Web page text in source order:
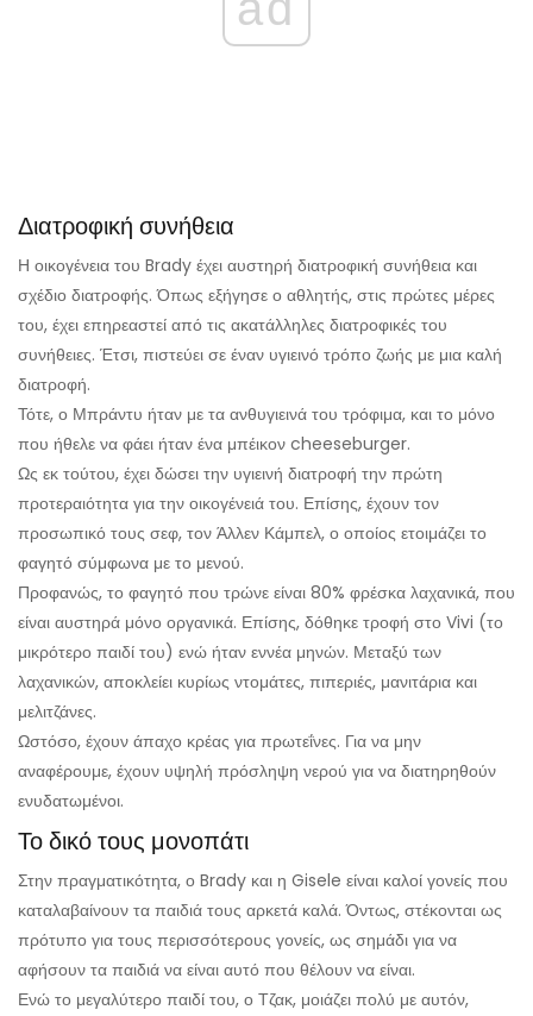
Διατροφική συνήθεια
Η οικογένεια του Brady έχει αυστηρή διατροφική συνήθεια και
σχέδιο διατροφής. Όπως εξήγησε ο αθλητής, στις πρώτες μέρες
του, έχει επηρεαστεί από τις ακατάλληλες διατροφικές του
συνήθειες. Έτσι, πιστεύει σε έναν υγιεινό τρόπο ζωής με μια καλή
διατροφή.
Τότε, ο Μπράντυ ήταν με τα ανθυγιεινά του τρόφιμα, και το μόνο
που ήθελε να φάει ήταν ένα μπέικον cheeseburger.
Ως εκ τούτου, έχει δώσει την υγιεινή διατροφή την πρώτη
προτεραιότητα για την οικογένειά του. Επίσης, έχουν τον
προσωπικό τους σεφ, τον Άλλεν Κάμπελ, ο οποίος ετοιμάζει το
φαγητό σύμφωνα με το μενού.
Προφανώς, το φαγητό που τρώνε είναι 80% φρέσκα λαχανικά, που
είναι αυστηρά μόνο οργανικά. Επίσης, δόθηκε τροφή στο Vivi (το
μικρότερο παιδί του) ενώ ήταν εννέα μηνών. Μεταξύ των
λαχανικών, αποκλείει κυρίως ντομάτες, πιπεριές, μανιτάρια και
μελιτζάνες.
Ωστόσο, έχουν άπαχο κρέας για πρωτεΐνες. Για να μην
αναφέρουμε, έχουν υψηλή πρόσληψη νερού για να διατηρηθούν
ενυδατωμένοι.
Το δικό τους μονοπάτι
Στην πραγματικότητα, ο Brady και η Gisele είναι καλοί γονείς που
καταλαβαίνουν τα παιδιά τους αρκετά καλά. Όντως, στέκονται ως
πρότυπο για τους περισσότερους γονείς, ως σημάδι για να
αφήσουν τα παιδιά να είναι αυτό που θέλουν να είναι.
Ενώ το μεγαλύτερο παιδί του, ο Τζακ, μοιάζει πολύ με αυτόν,